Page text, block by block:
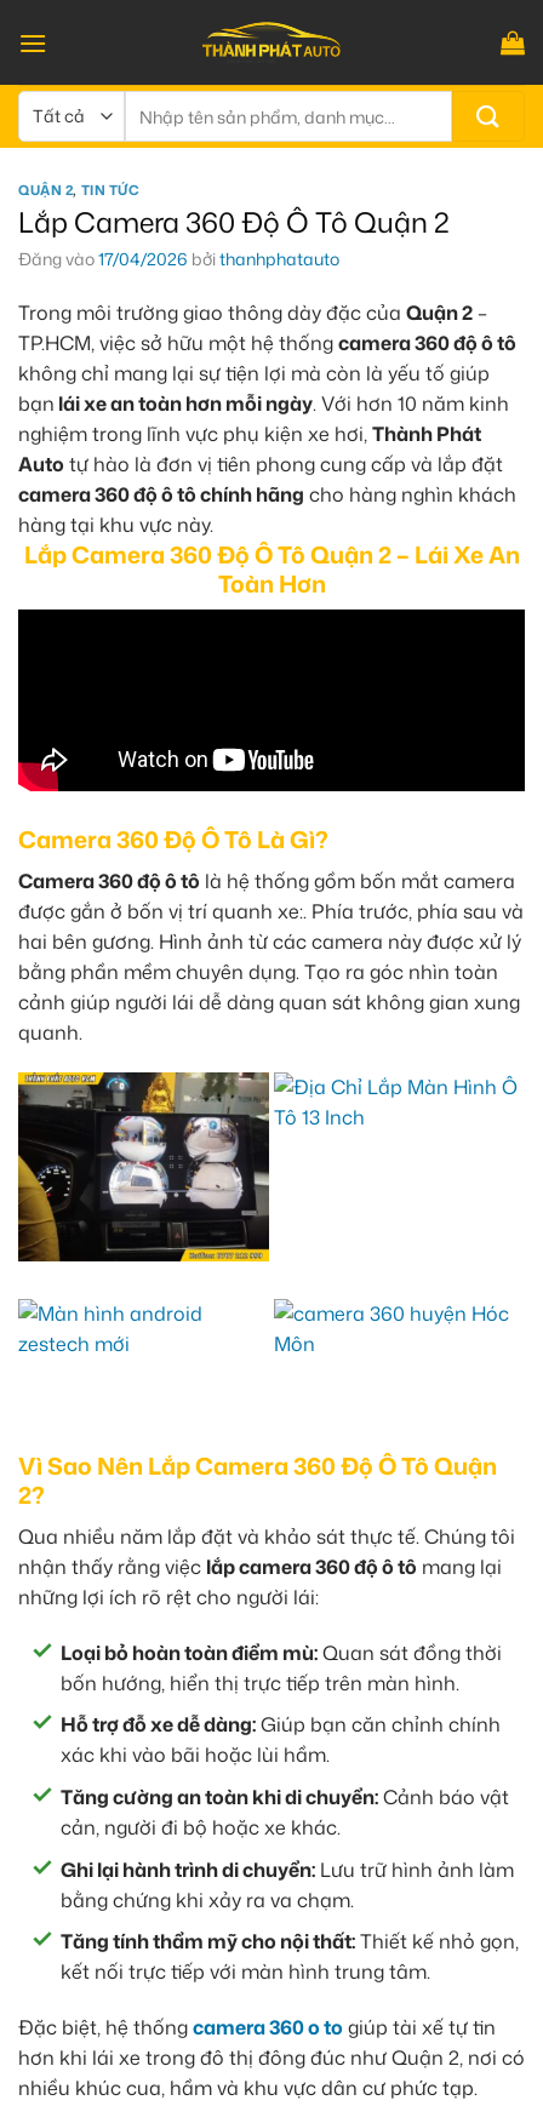
qua
dung
kiếm:
QUẬN 2, TIN TỨC
Lắp Camera 360 Độ Ô Tô Quận 2
Đăng vào17/04/2026 bởithanhphatauto
Trong môi trường giao thông dày đặc của Quận 2 –
TP.HCM, việc sở hữu một hệ thốngcamera 360 độ ô tô
không chỉ mang lại sự tiện lợi mà còn là yếu tố giúp
bạn lái xe an toàn hơn mỗi ngày. Với hơn 10 năm kinh
nghiệm trong lĩnh vực phụ kiện xe hơi,Thành Phát
Auto tự hào là đơn vị tiên phong cung cấp và lắp đặt
camera 360 độ ô tô chính hãng cho hàng nghìn khách
hàng tại khu vực này.
Lắp Camera 360 Độ Ô Tô Quận 2 – Lái Xe An
Toàn Hơn
Camera 360 Độ Ô Tô Là Gì?
Camera 360 độ ô tô là hệ thống gồm bốn mắt camera
được gắn ở bốn vị trí quanh xe:. Phía trước, phía sau và
hai bên gương. Hình ảnh từ các camera này được xử lý
bằng phần mềm chuyên dụng. Tạo ra góc nhìn toàn
cảnh giúp người lái dễ dàng quan sát không gian xung
quanh.
Vì Sao Nên Lắp Camera 360 Độ Ô Tô Quận
2?
Qua nhiều năm lắp đặt và khảo sát thực tế. Chúng tôi
nhận thấy rằng việc lắp camera 360 độ ô tô mang lại
những lợi ích rõ rệt cho người lái:
Loại bỏ hoàn toàn điểm mù:Quan sát đồng thời
bốn hướng, hiển thị trực tiếp trên màn hình.
Hỗ trợ đỗ xe dễ dàng:Giúp bạn căn chỉnh chính
xác khi vào bãi hoặc lùi hầm.
Tăng cường an toàn khi di chuyển:Cảnh báo vật
cản, người đi bộ hoặc xe khác.
Ghi lại hành trình di chuyển: Lưu trữ hình ảnh làm
bằng chứng khi xảy ra va chạm.
Tăng tính thẩm mỹ cho nội thất:Thiết kế nhỏ gọn,
kết nối trực tiếp với màn hình trung tâm.
Đặc biệt, hệ thốngcamera 360 o togiúp tài xế tự tin
hơn khi lái xe trong đô thị đông đúc như Quận 2, nơi có
nhiều khúc cua, hầm và khu vực dân cư phức tạp.